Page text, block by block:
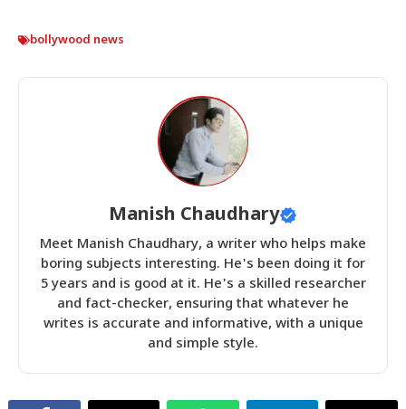
bollywood news
Manish Chaudhary
Meet Manish Chaudhary, a writer who helps make
boring subjects interesting. He's been doing it for
5 years and is good at it. He's a skilled researcher
and fact-checker, ensuring that whatever he
writes is accurate and informative, with a unique
and simple style.